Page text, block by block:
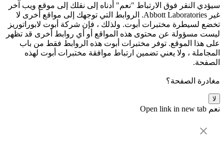
سيؤدي النقر فوق الارتباط "نعم" أدناه إلى نقلك إلى موقع ويب آخر
غير Abbott Laboratories. الروابط التي توجهك إلى مواقع أخرى لا
تخضع لسيطرة مختبرات أبوت. ولذلك ، فإن شركة أبوت لابوراتوريز
ليست مسؤولة عن محتوى هذه المواقع أو أي روابط أخرى قد تظهر
على هذا الموقع. توفر مختبرات أبوت هذه الروابط فقط من باب
المجاملة ، ولا يعني تضمين ارتباط موافقة مختبرات أبوت لهذه
الصفحة.
مغادرة الصفحة؟
لا
نعم Open link in new tab